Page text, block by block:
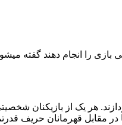
را انجام دهند گفته
در مقابل قهرمانان حریف